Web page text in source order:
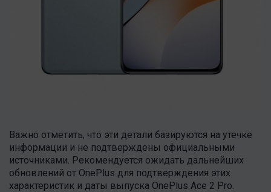
Важно отметить, что эти детали базируются на утечке
информации и не подтверждены официальными
источниками. Рекомендуется ожидать дальнейших
обновлений от OnePlus для подтверждения этих
характеристик и даты выпуска OnePlus Ace 2 Pro.